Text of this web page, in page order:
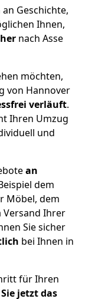
Geschichte,
Ihnen,
nach Asse
möchten,
von Hannover
verläuft.
Ihren Umzug
und
an
dem
Möbel, dem
Versand Ihrer
Sie sicher
bei Ihnen in
für Ihren
jetzt das